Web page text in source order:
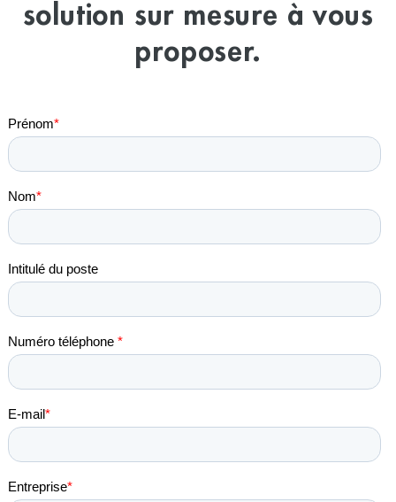
solution sur mesure à vous
proposer.